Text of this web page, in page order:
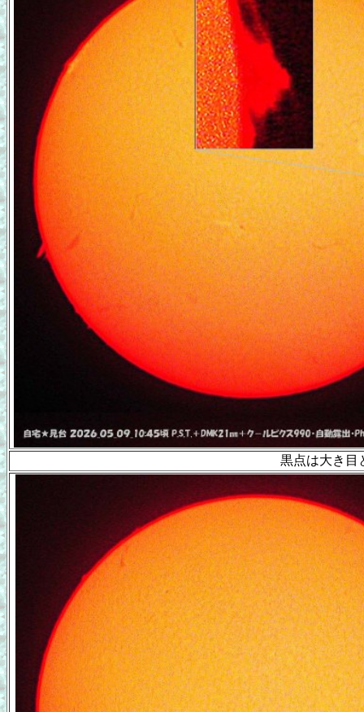
黒点は大き目